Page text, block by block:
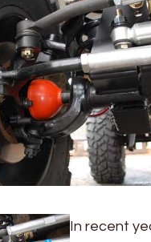
In recent